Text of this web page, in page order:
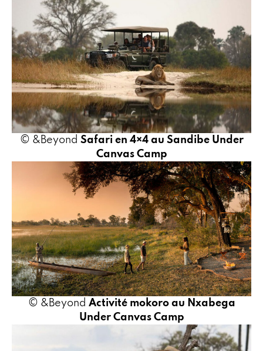
© &Beyond Safari en 4×4 au Sandibe Under
Canvas Camp
© &Beyond Activité mokoro au Nxabega
Under Canvas Camp